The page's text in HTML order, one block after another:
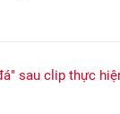
sau clip thực